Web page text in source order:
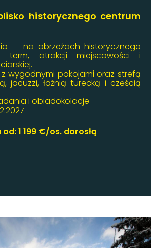
historycznego centrum
— na obrzeżach historycznego
term, atrakcji miejscowości i
wygodnymi pokojami oraz strefą
jacuzzi, łaźnią turecką i częścią
i obiadokolacje
od: 1 199 €/os. dorosłą